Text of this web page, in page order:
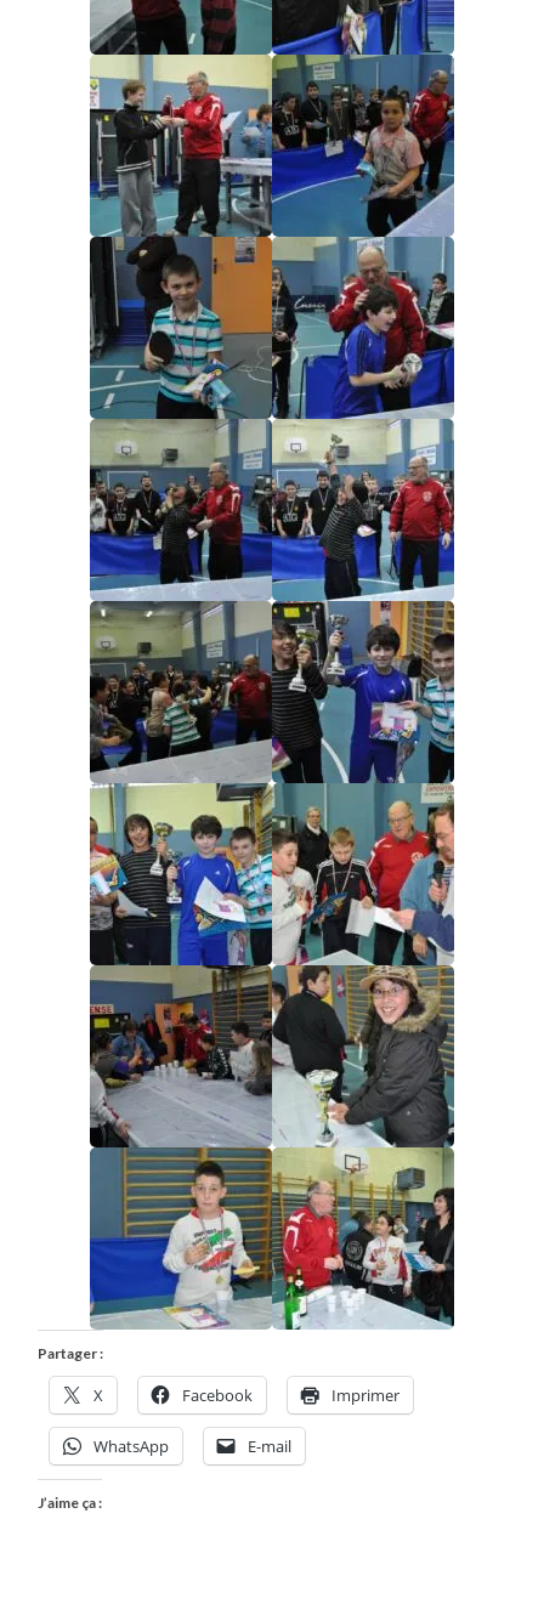
Partager :
X Facebook Imprimer
WhatsApp E-mail
J’aime ça :